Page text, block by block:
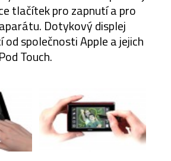
tlačítek pro zapnutí a pro
Dotykový displej
společnosti Apple a jejich
Touch.